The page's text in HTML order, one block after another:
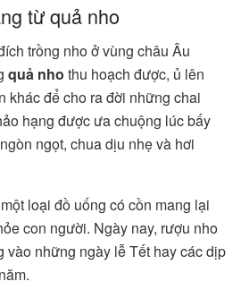
từ quả nho
trồng nho ở vùng châu Âu
quả nho thu hoạch được, ủ lên
khác để cho ra đời những chai
hạng được ưa chuộng lúc bấy
ngọt, chua dịu nhẹ và hơi
loại đồ uống có cồn mang lại
con người. Ngày nay, rượu nho
vào những ngày lễ Tết hay các dịp